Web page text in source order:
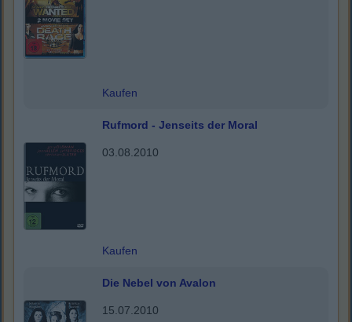
Kaufen
Rufmord - Jenseits der Moral
03.08.2010
Kaufen
Die Nebel von Avalon
15.07.2010